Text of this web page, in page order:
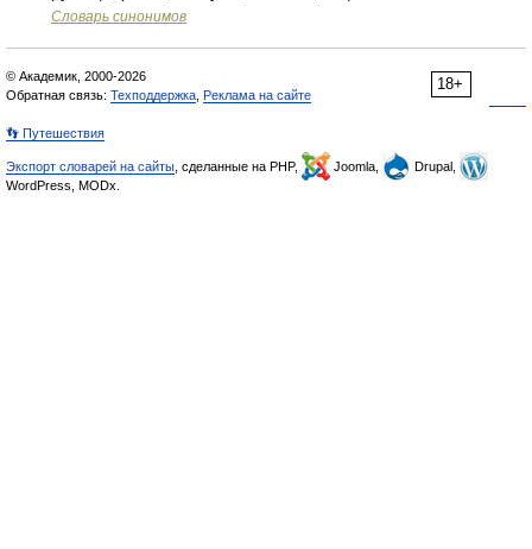
Словарь синонимов
18+
© Академик, 2000-2026
Обратная связь: Техподдержка Реклама на сайте
👣 Путешествия
Экспорт словарей на сайты , сделанные на PHP, Joomla,
Drupal,
WordPress, MODx.